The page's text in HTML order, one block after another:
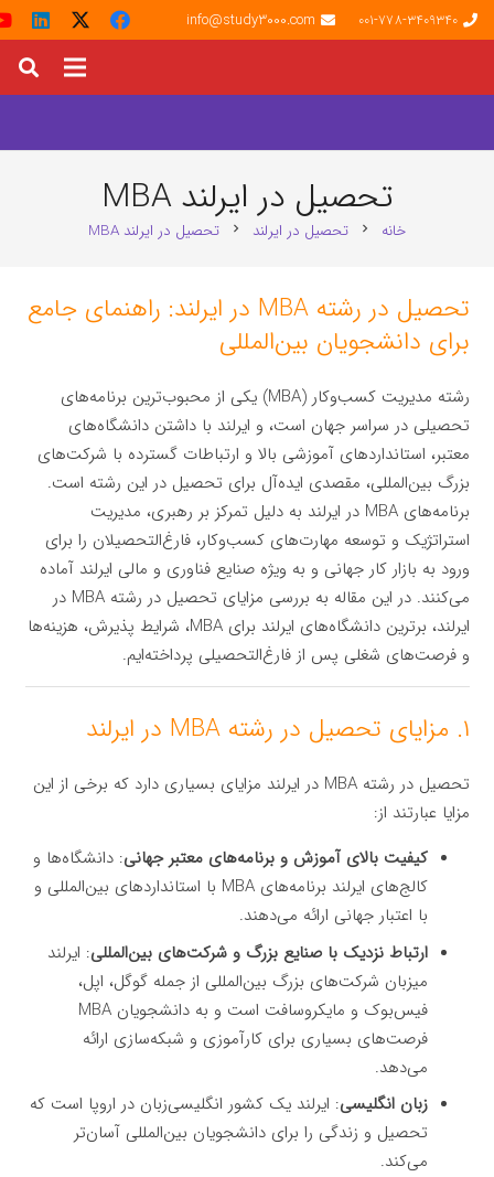
001-778-3409340
info@study3000.com
تحصیل در ایرلند MBA
خانه chevron_right تحصیل در ایرلند chevron_right تحصیل در ایرلند MBA
تحصیل در رشته MBA در ایرلند: راهنمای جامع
برای دانشجویان بین‌المللی
رشته مدیریت کسب‌وکار (MBA) یکی از محبوب‌ترین برنامه‌های
تحصیلی در سراسر جهان است، و ایرلند با داشتن دانشگاه‌های
معتبر، استانداردهای آموزشی بالا و ارتباطات گسترده با شرکت‌های
بزرگ بین‌المللی، مقصدی ایده‌آل برای تحصیل در این رشته است.
برنامه‌های MBA در ایرلند به دلیل تمرکز بر رهبری، مدیریت
استراتژیک و توسعه مهارت‌های کسب‌وکار، فارغ‌التحصیلان را برای
ورود به بازار کار جهانی و به ویژه صنایع فناوری و مالی ایرلند آماده
می‌کنند. در این مقاله به بررسی مزایای تحصیل در رشته MBA در
ایرلند، برترین دانشگاه‌های ایرلند برای MBA، شرایط پذیرش، هزینه‌ها
و فرصت‌های شغلی پس از فارغ‌التحصیلی پرداخته‌ایم.
۱. مزایای تحصیل در رشته MBA در ایرلند
تحصیل در رشته MBA در ایرلند مزایای بسیاری دارد که برخی از این
مزایا عبارتند از:
کیفیت بالای آموزش و برنامه‌های معتبر جهانی: دانشگاه‌ها و
کالج‌های ایرلند برنامه‌های MBA با استانداردهای بین‌المللی و
با اعتبار جهانی ارائه می‌دهند.
ارتباط نزدیک با صنایع بزرگ و شرکت‌های بین‌المللی: ایرلند
میزبان شرکت‌های بزرگ بین‌المللی از جمله گوگل، اپل،
فیس‌بوک و مایکروسافت است و به دانشجویان MBA
فرصت‌های بسیاری برای کارآموزی و شبکه‌سازی ارائه
می‌دهد.
زبان انگلیسی: ایرلند یک کشور انگلیسی‌زبان در اروپا است که
تحصیل و زندگی را برای دانشجویان بین‌المللی آسان‌تر
می‌کند.